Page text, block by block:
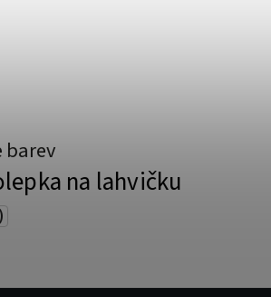
na lahvičku